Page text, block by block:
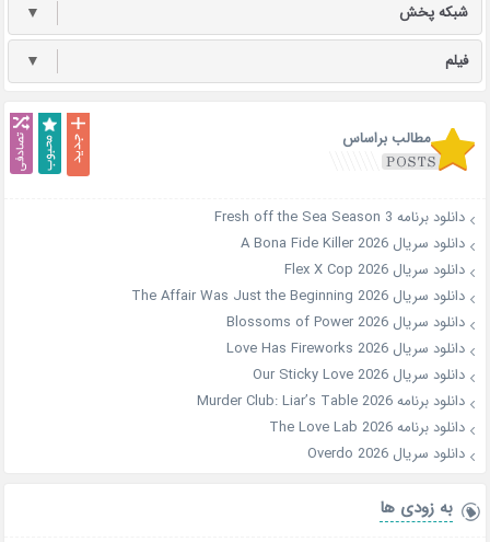
شبکه پخش ▼
فیلم ▼
مطالب براساس
دانلود برنامه Fresh off the Sea Season 3
دانلود سریال A Bona Fide Killer 2026
دانلود سریال Flex X Cop 2026
دانلود سریال The Affair Was Just the Beginning 2026
دانلود سریال Blossoms of Power 2026
دانلود سریال Love Has Fireworks 2026
دانلود سریال Our Sticky Love 2026
دانلود برنامه Murder Club: Liar’s Table 2026
دانلود برنامه The Love Lab 2026
دانلود سریال Overdo 2026
به زودی ها